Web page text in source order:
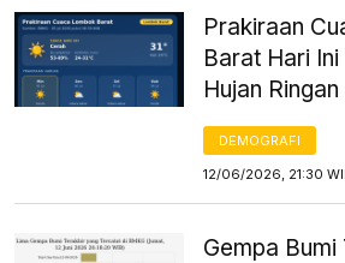
Prakiraan
Barat Hari
Hujan Ringan
DEMOGRAFI
12/06/2026, 21:30
Gempa